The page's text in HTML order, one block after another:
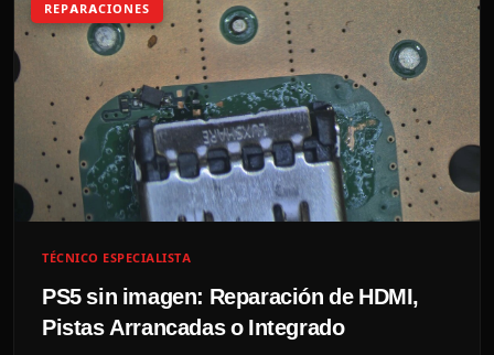
REPARACIONES
TÉCNICO ESPECIALISTA
PS5 sin imagen: Reparación de HDMI,
Pistas Arrancadas o Integrado